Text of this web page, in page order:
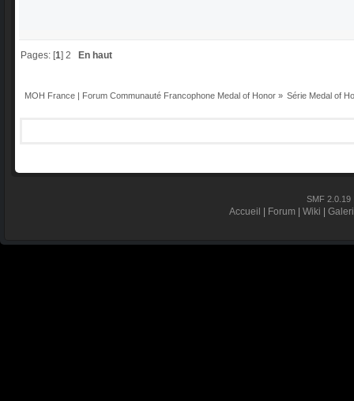
Pages: [1] 2 En haut
MOH France | Forum Communauté Francophone Medal of Honor» Série Medal of
SMF 2.0.19
Accueil Forum Wiki